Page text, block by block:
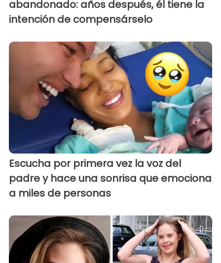
abandonado: años después, él tiene la
intención de compensárselo
Escucha por primera vez la voz del
padre y hace una sonrisa que emociona
a miles de personas